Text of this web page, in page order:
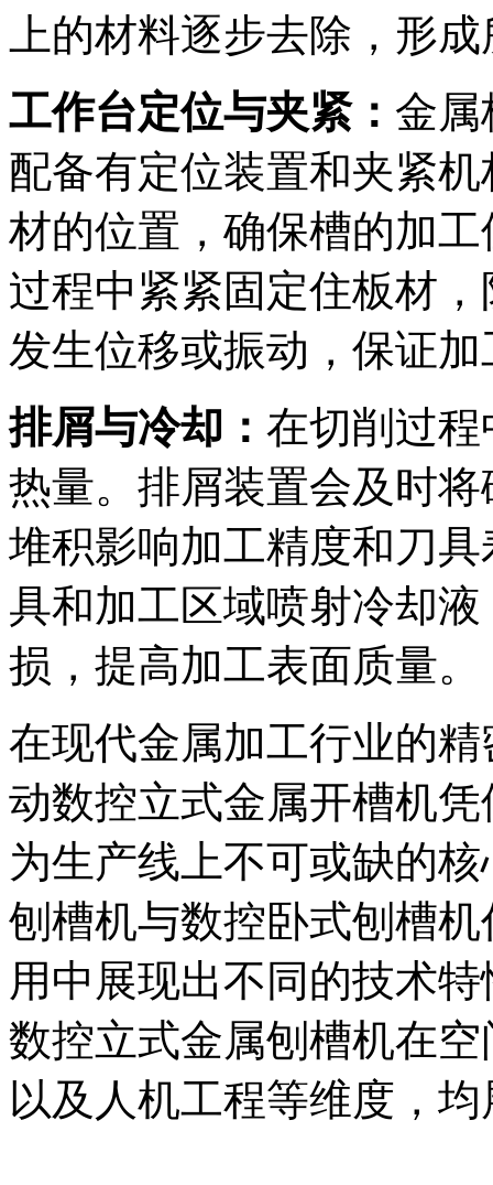
上的材料逐步去除，形
工作台定位与夹紧： 金属
配备有定位装置和夹紧
材的位置，确保槽的加
过程中紧紧固定住板材
发生位移或振动，保证
排屑与冷却： 在切削过
热量。排屑装置会及时
堆积影响加工精度和刀
具和加工区域喷射冷却
损，提高加工表面质量。
在现代金属加工行业的
动数控立式金属开槽机
为生产线上不可或缺的
刨槽机与数控卧式刨槽
用中展现出不同的技术
数控立式金属刨槽机在
以及人机工程等维度，